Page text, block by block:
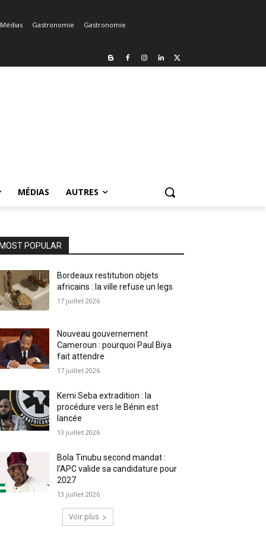
Médias Gastronomie
Gastronomie
MÉDIAS AUTRES
MOST POPULAR
Bordeaux restitution objets
africains : la ville refuse un legs
17 juillet 2026
Nouveau gouvernement
Cameroun : pourquoi Paul Biya
fait attendre
17 juillet 2026
Kemi Seba extradition : la
procédure vers le Bénin est
lancée
13 juillet 2026
Bola Tinubu second mandat :
l’APC valide sa candidature pour
2027
13 juillet 2026
Voir plus